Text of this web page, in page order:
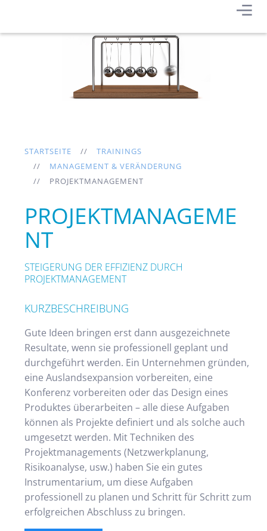
STARTSEITE
TRAININGS
MANAGEMENT & VERÄNDERUNG
PROJEKTMANAGEMENT
PROJEKTMANAGEME
NT
STEIGERUNG DER EFFIZIENZ DURCH
PROJEKTMANAGEMENT
KURZBESCHREIBUNG
Gute Ideen bringen erst dann ausgezeichnete
Resultate, wenn sie professionell geplant und
durchgeführt werden. Ein Unternehmen gründen,
eine Auslandsexpansion vorbereiten, eine
Konferenz vorbereiten oder das Design eines
Produktes überarbeiten – alle diese Aufgaben
können als Projekte definiert und als solche auch
umgesetzt werden. Mit Techniken des
Projektmanagements (Netzwerkplanung,
Risikoanalyse, usw.) haben Sie ein gutes
Instrumentarium, um diese Aufgaben
professionell zu planen und Schritt für Schritt zum
erfolgreichen Abschluss zu bringen.